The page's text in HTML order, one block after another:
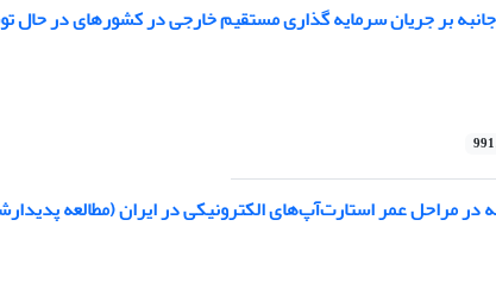
بر جریان سرمایه گذاری مستقیم خارجی در کشورهای در حال
در مراحل عمر استارت‌آپ‌های الکترونیکی در ایران (مطالعه